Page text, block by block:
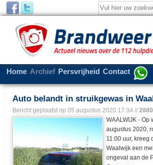
Home Archief Persvrijheid Contact
Auto belandt in struikgewas in
Bericht geplaatst op 05 augustus 2020 17:34 // 2880
WAALWIJK - Op
augustus 2020,
11:00 uur, kreeg
Waalwijk een
ongeval aan de